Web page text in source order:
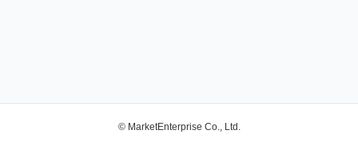
© MarketEnterprise Co., Ltd.